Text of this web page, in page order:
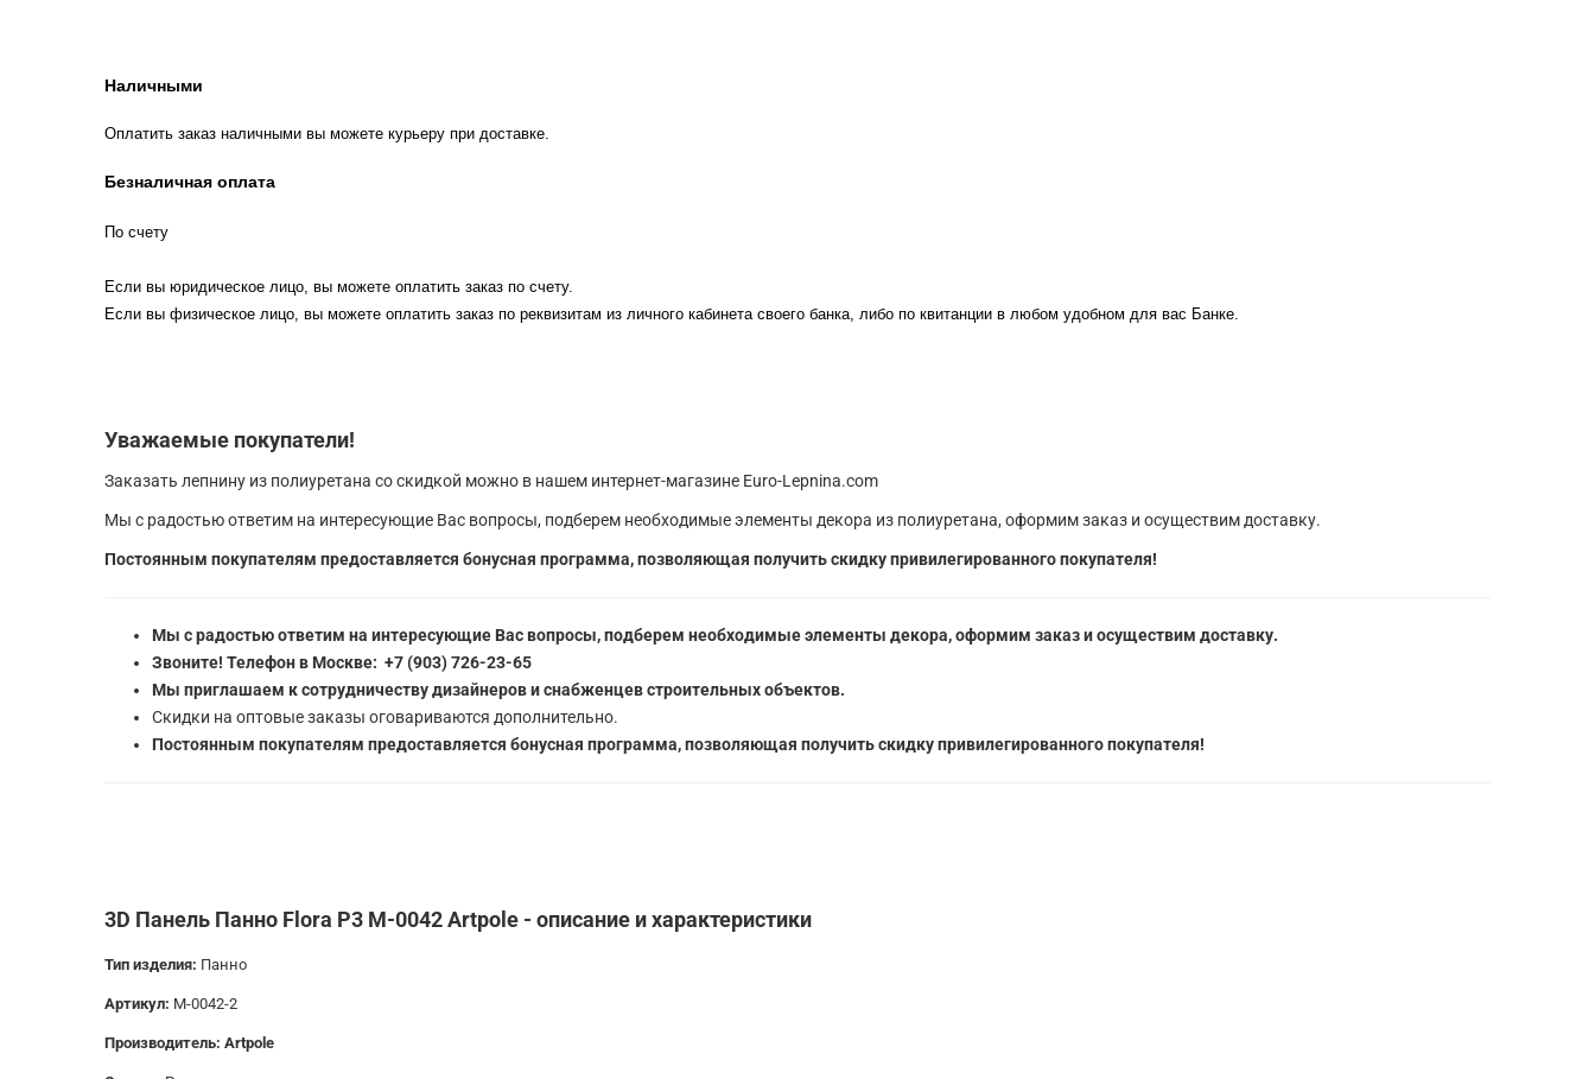
Наличными
Оплатить заказ наличными вы можете курьеру при доставке.
Безналичная оплата
По счету
Если вы юридическое лицо, вы можете оплатить заказ по счету.
Если вы физическое лицо, вы можете оплатить заказ по реквизитам из личного кабинета своего банка, либо по квитанции в любом удобном для вас Банке.
Уважаемые покупатели!
Заказать лепнину из полиуретана со скидкой можно в нашем интернет-магазине Euro-Lepnina.com
Мы с радостью ответим на интересующие Вас вопросы, подберем необходимые элементы декора из полиуретана, оформим заказ и осуществим доставку.
Постоянным покупателям предоставляется бонусная программа, позволяющая получить скидку привилегированного покупателя!
Мы с радостью ответим на интересующие Вас вопросы, подберем необходимые элементы декора, оформим заказ и осуществим доставку.
Звоните! Телефон в Москве: +7 (903) 726-23-65
Мы приглашаем к сотрудничеству дизайнеров и снабженцев строительных объектов.
Скидки на оптовые заказы оговариваются дополнительно.
Постоянным покупателям предоставляется бонусная программа, позволяющая получить скидку привилегированного покупателя!
3D Панель Панно Flora P3 M-0042 Artpole - описание и характеристики
Тип изделия: Панно
Артикул: M-0042-2
Производитель: Artpole